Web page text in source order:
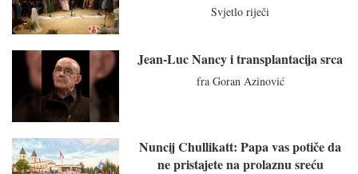
Svjetlo riječi
Jean-Luc Nancy i transplantacija srca
fra Goran Azinović
Nuncij Chullikatt: Papa vas potiče da
ne pristajete na prolaznu sreću